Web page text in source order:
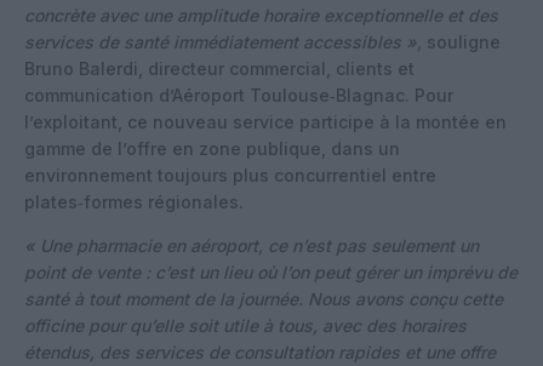
concrète avec une amplitude horaire exceptionnelle et des
services de santé immédiatement accessibles », souligne
Bruno Balerdi, directeur commercial, clients et
communication d’Aéroport Toulouse‑Blagnac. Pour
l’exploitant, ce nouveau service participe à la montée en
gamme de l’offre en zone publique, dans un
environnement toujours plus concurrentiel entre
plates‑formes régionales.
« Une pharmacie en aéroport, ce n’est pas seulement un
point de vente : c’est un lieu où l’on peut gérer un imprévu de
santé à tout moment de la journée. Nous avons conçu cette
officine pour qu’elle soit utile à tous, avec des horaires
étendus, des services de consultation rapides et une offre